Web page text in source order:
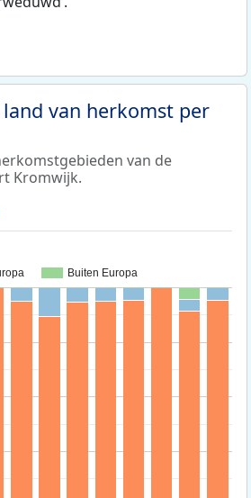
van herkomst per
van de
Kromwijk.
Buiten Europa